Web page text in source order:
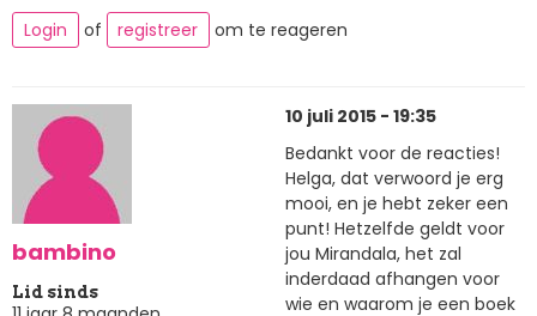
Login
of registreer om te reageren
bambino
Lid sinds
10 juli 2015 - 19:35
Bedankt voor de reacties!
Helga, dat verwoord je erg
mooi, en je hebt zeker een
punt! Hetzelfde geldt voor
jou Mirandala, het zal
inderdaad afhangen voor
wie en waarom je een boek